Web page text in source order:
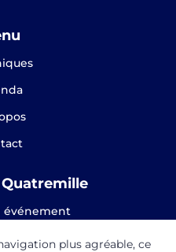
événement
chroniqueplus agréable, ce